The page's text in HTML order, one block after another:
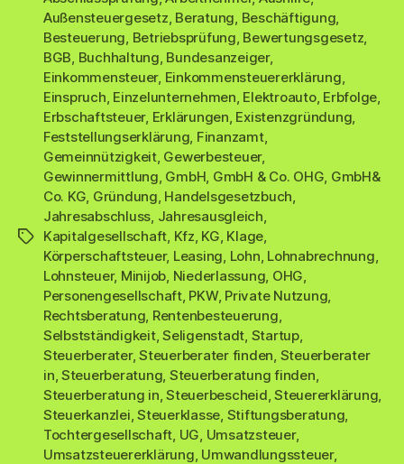
Schlagwörter
Außensteuergesetz, Beratung, Beschäftigung,
Besteuerung, Betriebsprüfung, Bewertungsgesetz,
BGB, Buchhaltung, Bundesanzeiger,
Einkommensteuer, Einkommensteuererklärung,
Einspruch, Einzelunternehmen, Elektroauto, Erbfolge,
Erbschaftsteuer, Erklärungen, Existenzgründung,
Feststellungserklärung, Finanzamt,
Gemeinnützigkeit, Gewerbesteuer,
Gewinnermittlung, GmbH, GmbH & Co. OHG, GmbH&
Co. KG, Gründung, Handelsgesetzbuch,
Jahresabschluss, Jahresausgleich,
Kapitalgesellschaft, Kfz, KG, Klage,
Körperschaftsteuer, Leasing, Lohn, Lohnabrechnung,
Lohnsteuer, Minijob, Niederlassung, OHG,
Personengesellschaft, PKW, Private Nutzung,
Rechtsberatung, Rentenbesteuerung,
Selbstständigkeit,Seligenstadt, Startup,
Steuerberater,Steuerberater finden, Steuerberater
in, Steuerberatung, Steuerberatung finden,
Steuerberatung in,Steuerbescheid,Steuererklärung,
Steuerkanzlei,Steuerklasse, Stiftungsberatung,
Tochtergesellschaft, UG, Umsatzsteuer,
Umsatzsteuererklärung, Umwandlungssteuer,